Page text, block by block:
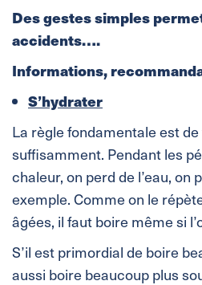
Des gestes simples
accidents….
Informations,
S’hydrater
La règle fondamentale est
suffisamment. Pendant les
chaleur, on perd de l’eau, on
exemple. Comme on le
âgées, il faut boire même si
S’il est primordial de boire
aussi boire beaucoup plus